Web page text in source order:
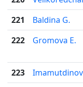
221
Baldina G.
222
Gromova E.
223